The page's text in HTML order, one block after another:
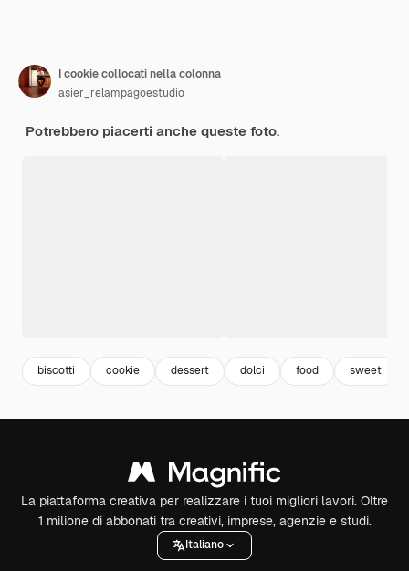
I cookie collocati nella colonna
asier_relampagoestudio
Potrebbero piacerti anche queste foto.
biscotti cookie dessert dolci food sweet
La piattaforma creativa per realizzare i tuoi migliori lavori. Oltre
1 milione di abbonati tra creativi, imprese, agenzie e studi.
Italiano